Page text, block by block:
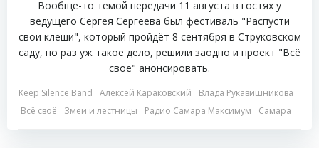
Вообще-то темой передачи 11 августа в гостях у
ведущего Сергея Сергеева был фестиваль "Распусти
свои клеши", который пройдёт 8 сентября в Струковском
саду, но раз уж такое дело, решили заодно и проект "Всё
своё" анонсировать.
Keep Silence Band Алексей Караковский
Влада Рукавишникова
Всё своё
Змеи и лестницы Радио Самара Максимум Самара